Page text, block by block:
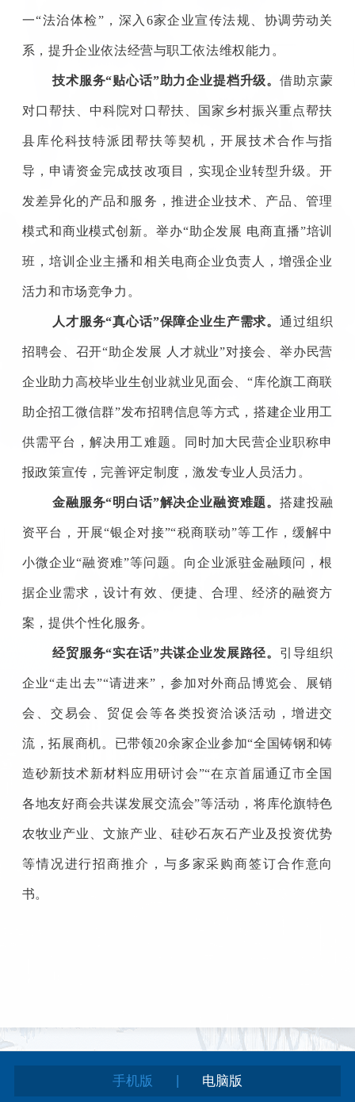
一“法治体检”，深入6家企业宣传法规、协调劳动关
系，提升企业依法经营与职工依法维权能力。
技术服务“贴心话”助力企业提档升级。借助京蒙
对口帮扶、中科院对口帮扶、国家乡村振兴重点帮扶
县库伦科技特派团帮扶等契机，开展技术合作与指
导，申请资金完成技改项目，实现企业转型升级。开
发差异化的产品和服务，推进企业技术、产品、管理
模式和商业模式创新。举办“助企发展 电商直播”培训
班，培训企业主播和相关电商企业负责人，增强企业
活力和市场竞争力。
人才服务“真心话”保障企业生产需求。通过组织
招聘会、召开“助企发展 人才就业”对接会、举办民营
企业助力高校毕业生创业就业见面会、“库伦旗工商联
助企招工微信群”发布招聘信息等方式，搭建企业用工
供需平台，解决用工难题。同时加大民营企业职称申
报政策宣传，完善评定制度，激发专业人员活力。
金融服务“明白话”解决企业融资难题。搭建投融
资平台，开展“银企对接”“税商联动”等工作，缓解中
小微企业“融资难”等问题。向企业派驻金融顾问，根
据企业需求，设计有效、便捷、合理、经济的融资方
案，提供个性化服务。
经贸服务“实在话”共谋企业发展路径。 引导组织
企业“走出去”“请进来”，参加对外商品博览会、展销
会、交易会、贸促会等各类投资洽谈活动，增进交
流，拓展商机。已带领20余家企业参加“全国铸钢和铸
造砂新技术新材料应用研讨会”“在京首届通辽市全国
各地友好商会共谋发展交流会”等活动，将库伦旗特色
农牧业产业、文旅产业、硅砂石灰石产业及投资优势
等情况进行招商推介，与多家采购商签订合作意向
书。
手机版 电脑版